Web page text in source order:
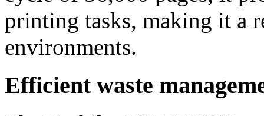
printing tasks, making it a
environments.
Efficient waste